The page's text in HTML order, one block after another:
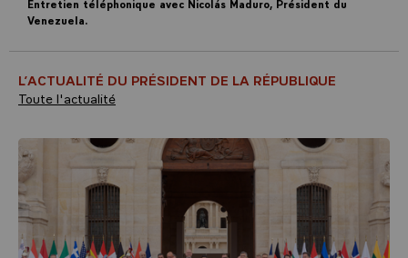
Entretien téléphonique avec Nicolás Maduro, Président du
Venezuela.
L’ACTUALITÉ DU PRÉSIDENT DE LA RÉPUBLIQUE
Toute l'actualité